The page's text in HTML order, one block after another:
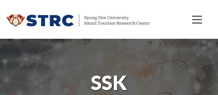
전
체
메
뉴
SSK